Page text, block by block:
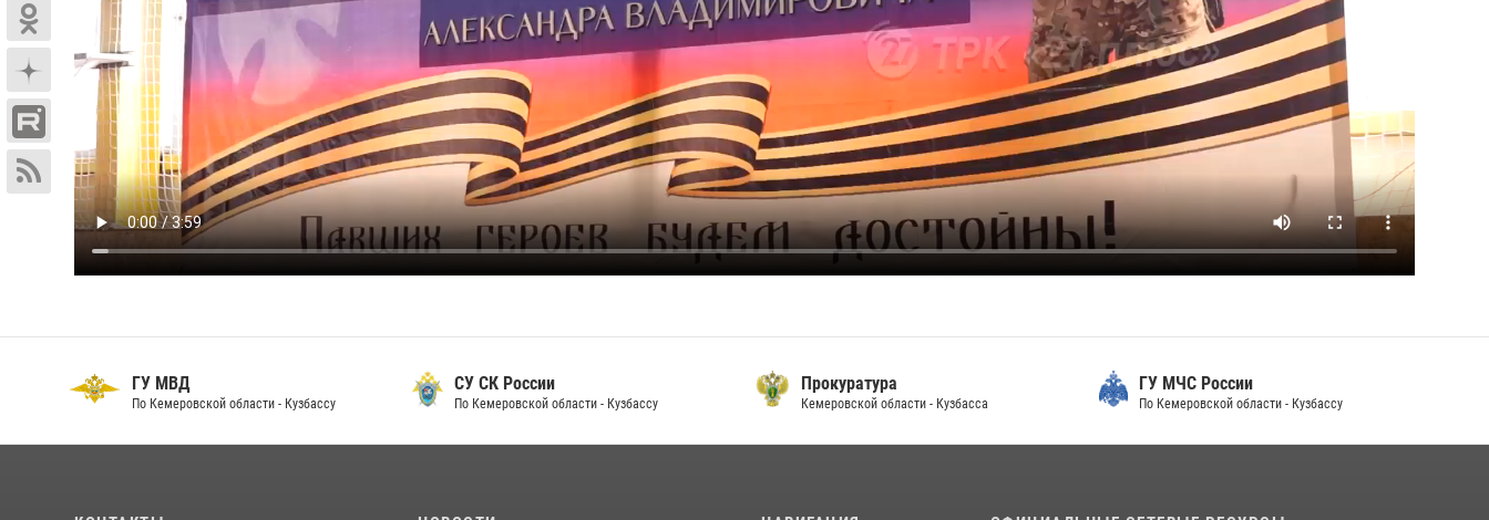
ГУ МВД
По Кемеровской области - Кузбассу
СУ СК России
По Кемеровской области - Кузбассу
Прокуратура
Кемеровской области - Кузбасса
ГУ МЧС России
По Кемеровской области - Кузбассу